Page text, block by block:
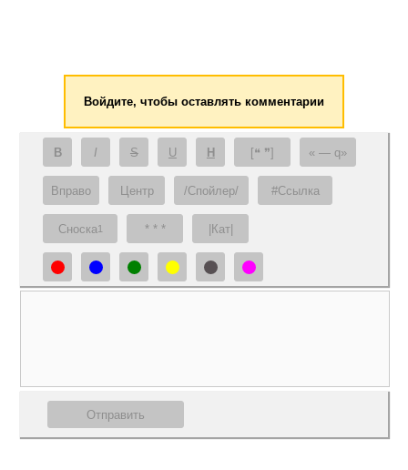
Войдите, чтобы оставлять комментарии
B I S U H [❝ ❞] — q
Вправо Центр /Спойлер/ #Ссылка
Сноска1 * * * |Кат|